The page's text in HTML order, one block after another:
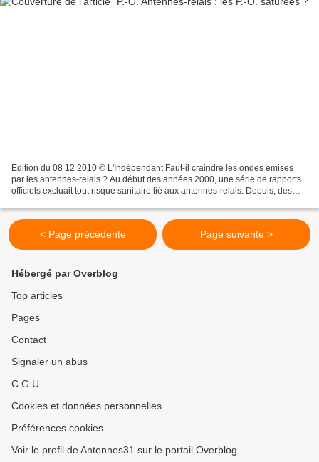
Edition du 08 12 2010 © L'Indépendant Faut-il craindre les ondes émises
par les antennes-relais ? Au début des années 2000, une série de rapports
officiels excluait tout risque sanitaire lié aux antennes-relais. Depuis, des
< Page précédente Page suivante >
Hébergé par Overblog
Top articles
Pages
Contact
Signaler un abus
C.G.U.
Cookies et données personnelles
Préférences cookies
Voir le profil de Antennes31 sur le portail Overblog